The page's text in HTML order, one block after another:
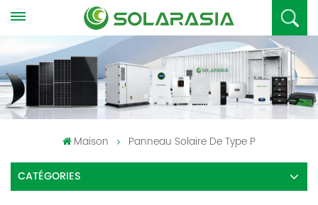
Maison Panneau Solaire De Type P
CATÉGORIES